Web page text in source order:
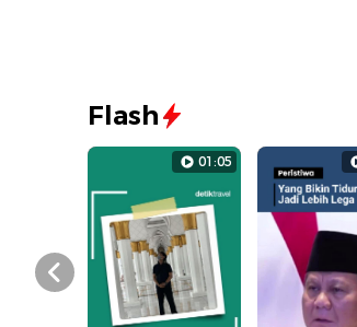
Flash
01:05
Prev